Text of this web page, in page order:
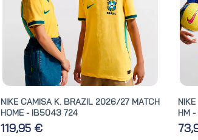
NIKE CAMISA K. BRAZIL 2026/27 MATCH
HOME - IB5043 724
119,95 €
HM